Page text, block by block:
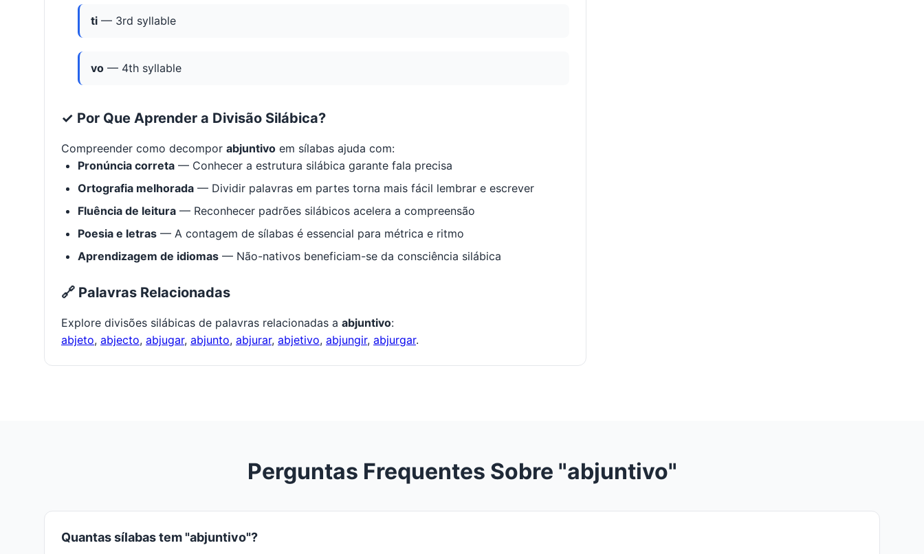
ti — 3rd syllable
vo — 4th syllable
✓ Por Que Aprender a Divisão Silábica?
Compreender como decompor abjuntivo em sílabas ajuda com:
Pronúncia correta — Conhecer a estrutura silábica garante fala precisa
Ortografia melhorada — Dividir palavras em partes torna mais fácil lembrar e escrever
Fluência de leitura — Reconhecer padrões silábicos acelera a compreensão
Poesia e letras — A contagem de sílabas é essencial para métrica e ritmo
Aprendizagem de idiomas — Não-nativos beneficiam-se da consciência silábica
🔗 Palavras Relacionadas
Explore divisões silábicas de palavras relacionadas a abjuntivo:
abjeto, abjecto, abjugar, abjunto, abjurar, abjetivo, abjungir, abjurgar.
Perguntas Frequentes Sobre "abjuntivo"
Quantas sílabas tem "abjuntivo"?